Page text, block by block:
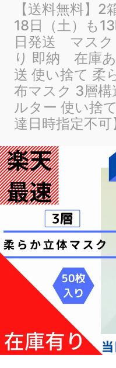
【送料無料】
18日（土）も
日発送 マス
り 即納 在庫
送 使い捨て 柔
布マスク 3層構
ルター 使い捨
達日時指定不可